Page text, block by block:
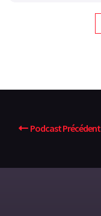
Podcast Précédent